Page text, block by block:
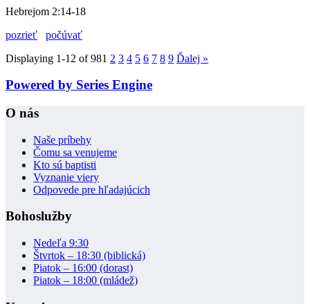
Hebrejom 2:14-18
pozrieť
počúvať
Displaying 1-12 of 981 2 3 4 5 6 7 8 9 Ďalej »
Powered by Series Engine
O nás
Naše príbehy
Čomu sa venujeme
Kto sú baptisti
Vyznanie viery
Odpovede pre hľadajúcich
Bohoslužby
Nedeľa 9:30
Štvrtok – 18:30 (biblická)
Piatok – 16:00 (dorast)
Piatok – 18:00 (mládež)